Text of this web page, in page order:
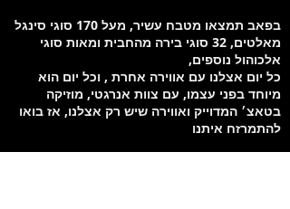
בפאב תמצאו מטבח עשיר, מעל 170 סוגי סינגל
מאלטים, 32 סוגי בירה מהחבית ומאות סוגי
אלכוהול נוספים,
כל יום אצלנו עם אווירה אחרת , וכל יום הוא
מיוחד בפני עצמו, עם צוות אנרגטי, מוזיקה
בטאצ׳ המדוייק ואווירה שיש רק אצלנו, אז בואו
להתמרזח איתנו